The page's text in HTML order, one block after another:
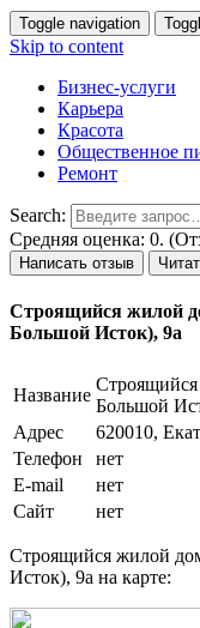
Toggle navigation
Skip to content
Бизнес-услуги
Карьера
Красота
Общественное
Ремонт
Search:
Средняя оценка: 0.
Написать отзыв
Строящийся жилой
Большой Исток), 9а
Название
Большой
Адрес
620010,
Телефон
нет
E-mail
нет
Сайт
нет
Строящийся жилой
Исток), 9а на карте: